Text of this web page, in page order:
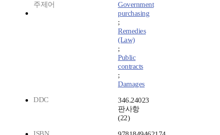
주제어
Government
purchasing
;
Remedies
(Law)
;
Public
contracts
;
Damages
DDC
346.24023
판사항
(22)